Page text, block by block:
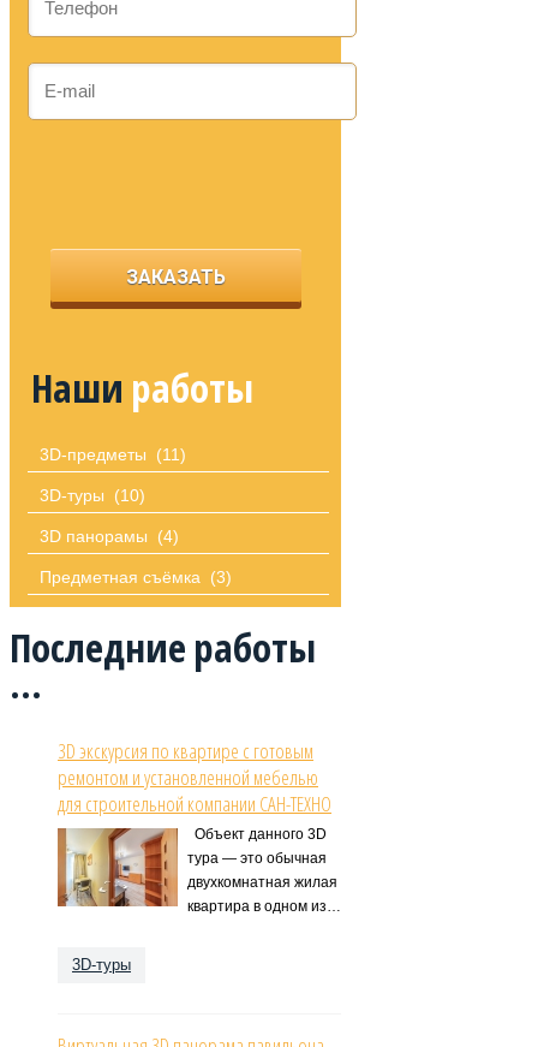
Наши работы
3D-предметы (11)
3D-туры (10)
3D панорамы (4)
Предметная съёмка (3)
Последние работы
...
3D экскурсия по квартире с готовым
ремонтом и установленной мебелью
для строительной компании САН-ТЕХНО
Объект данного 3D
тура — это обычная
двухкомнатная жилая
квартира в одном из…
3D-туры